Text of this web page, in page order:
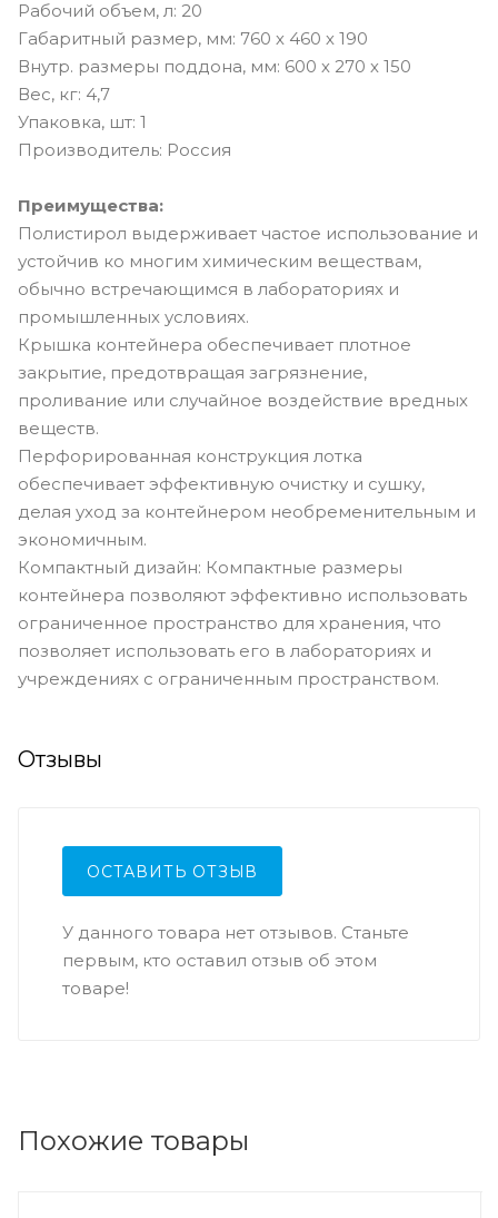
Рабочий объем, л: 20
Габаритный размер, мм: 760 х 460 х 190
Внутр. размеры поддона, мм: 600 х 270 х 150
Вес, кг: 4,7
Упаковка, шт: 1
Производитель: Россия
Преимущества:
Полистирол выдерживает частое использование и
устойчив ко многим химическим веществам,
обычно встречающимся в лабораториях и
промышленных условиях.
Крышка контейнера обеспечивает плотное
закрытие, предотвращая загрязнение,
проливание или случайное воздействие вредных
веществ.
Перфорированная конструкция лотка
обеспечивает эффективную очистку и сушку,
делая уход за контейнером необременительным и
экономичным.
Компактный дизайн: Компактные размеры
контейнера позволяют эффективно использовать
ограниченное пространство для хранения, что
позволяет использовать его в лабораториях и
учреждениях с ограниченным пространством.
Отзывы
ОСТАВИТЬ ОТЗЫВ
У данного товара нет отзывов. Станьте
первым, кто оставил отзыв об этом
товаре!
Похожие товары